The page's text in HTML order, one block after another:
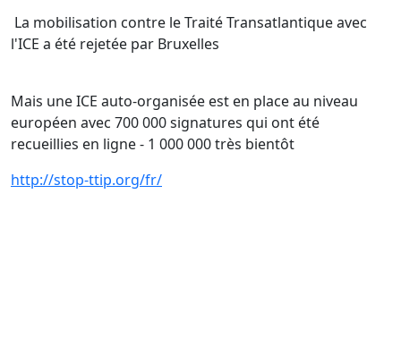
La mobilisation contre le Traité Transatlantique avec
l'ICE a été rejetée par Bruxelles
Mais une ICE auto-organisée est en place au niveau
européen avec 700 000 signatures qui ont été
recueillies en ligne - 1 000 000 très bientôt
http://stop-ttip.org/fr/